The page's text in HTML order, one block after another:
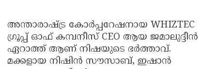
അന്താരാഷ്ട്ര കോർപ്പറേഷനായ WHIZTEC
ഗ്രൂപ്പ് ഓഫ് കമ്പനീസ് CEO ആയ ജമാലുദ്ദീൻ
ഏറാത്ത് ആണ് നിഷയുടെ ഭർത്താവ്.
മക്കളായ നിഷിൻ സൗസാബ്, ഇഷാൻ